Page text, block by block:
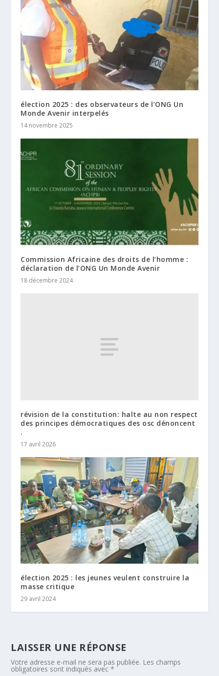
élection 2025 : des observateurs de l’ONG Un
Monde Avenir interpelés
14 novembre 2025
Commission Africaine des droits de l’homme :
déclaration de l’ONG Un Monde Avenir
18 décembre 2024
révision de la constitution: halte au non respect
des principes démocratiques des osc dénoncent
.
17 avril 2026
élection 2025 : les jeunes veulent construire la
masse critique
29 avril 2024
LAISSER UNE RÉPONSE
Votre adresse e-mail ne sera pas publiée. Les champs
obligatoires sont indiqués avec*